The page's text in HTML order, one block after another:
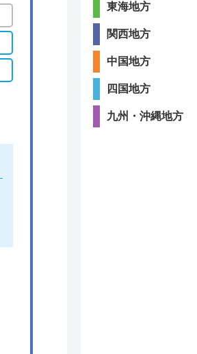
東海地方
関西地方
中国地方
四国地方
九州・沖縄地方